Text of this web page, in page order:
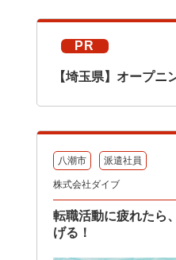
PR
【埼玉県】オープ
八潮市 派遣社員
株式会社ダイブ
転職活動に疲れたら
げる！